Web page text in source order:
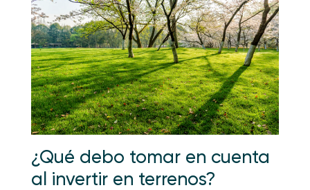
¿Qué debo tomar en cuenta
al invertir en terrenos?